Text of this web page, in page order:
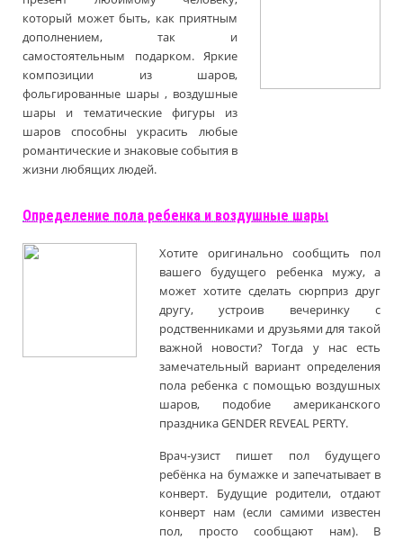
который может быть, как приятным
дополнением, так и
самостоятельным подарком. Яркие
композиции из шаров,
фольгированные шары , воздушные
шары и тематические фигуры из
шаров способны украсить любые
романтические и знаковые события в
жизни любящих людей.
Определение пола ребенка и воздушные шары
Хотите оригинально сообщить пол
вашего будущего ребенка мужу, а
может хотите сделать сюрприз друг
другу, устроив вечеринку с
родственниками и друзьями для такой
важной новости? Тогда у нас есть
замечательный вариант определения
пола ребенка с помощью воздушных
шаров, подобие американского
праздника GENDER REVEAL PERTY.
Врач-узист пишет пол будущего
ребёнка на бумажке и запечатывает в
конверт. Будущие родители, отдают
конверт нам (если самими известен
пол, просто сообщают нам). В